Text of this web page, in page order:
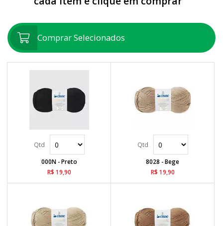
Comprar Selecionados
000N - Preto
R$ 19,90
8028 - Bege
R$ 19,90